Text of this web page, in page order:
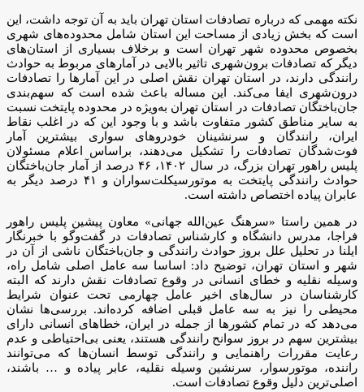
نکته مهمی که درباره تصادفات استان تهران باید به آن توجه داشت، این
است که بخش زیادی از مساحت این استان شامل محدوده‌های شهری
بخصوص محدوده شهر تهران است و برخلاف بسیاری از استان‌های
دیگر که تصادفات برون‌شهری تاثیر بالایی در آمارهای مربوط به حوادث
رانندگی دارند، در استان تهران نقش اصلی در این آمارها را تصادفات
درون‌شهری ایفا می‌کند. این مساله باعث شده است که سهم‌بندی
جان‌باختگان تصادفات در استان تهران به‌ویژه در محدوده پایتخت نسبت
به سایر مناطق کشور متفاوت باشد و با وجود این که در اغلب نقاط
ایران، رانندگان و سرنشینان خودروهای سواری بیشترین آمار
فوت‌شدگان تصادفات را تشکیل می‌دهند، براساس اعلام مسئولان
پلیس راهور تهران بزرگ، در سال ۱۴۰۲، ۴۶ درصد از آمار جان‌باختگان
حوادث رانندگی پایتخت به موتورسیکلت‌سواران و ۴۱ درصد دیگر به
عابران پیاده اختصاص داشته است.
در همین راستا «سرهنگ عین‌الله جهانی» معاون پیشین پلیس راهور
فراجا، مدرس دانشگاه و کارشناس تصادفات در گفت‌وگو با خبرنگار
ایلنا در تحلیل علل بروز حوادث رانندگی و جان‌باختگان ناشی از آن در
شهر و استان تهران، توضیح داد: اساسا سه عامل اصلی شامل راه،
وسیله نقلیه و خطای انسانی در وقوع تصادفات نقش دارند که البته
کارشناسان در سال‌های اخیر عامل چهارمی تحت عنوان شرایط
محیطی را نیز به سه عامل قبلی اضافه کرده‌اند. بررسی‌ها نشان
می‌دهد که در تمام کشورها از جمله در ایران، خطاهای انسانی دارای
بیشترین سهم در بروز سوانح رانندگی هستند، یعنی بی‌احتیاطی و عدم
رعایت مقررات راهنمایی و رانندگی توسط انسان‌ها که می‌توانند
راننده، موتورسوار، سرنشین وسیله نقلیه، عابر پیاده و … باشند،
اصلی‌ترین دلیل وقوع تصادفات است.